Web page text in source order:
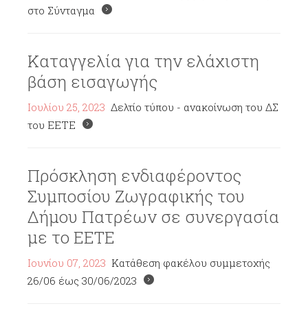
στο Σύνταγμα
Καταγγελία για την ελάχιστη
βάση εισαγωγής
Ιουλίου 25, 2023 Δελτίο τύπου - ανακοίνωση του ΔΣ
του ΕΕΤΕ
Πρόσκληση ενδιαφέροντος
Συμποσίου Ζωγραφικής του
Δήμου Πατρέων σε συνεργασία
με το ΕΕΤΕ
Ιουνίου 07, 2023 Κατάθεση φακέλου συμμετοχής
26/06 έως 30/06/2023